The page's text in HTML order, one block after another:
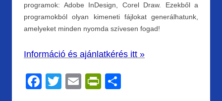
programok: Adobe InDesign, Corel Draw. Ezekből a
programokból olyan kimeneti fájlokat generálhatunk,
amelyeket minden nyomda szívesen fogad!
Információ és ajánlatkérés itt »
F T E Pr